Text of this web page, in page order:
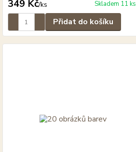
349 Kč/ks Skladem 11 ks
Přidat do košíku